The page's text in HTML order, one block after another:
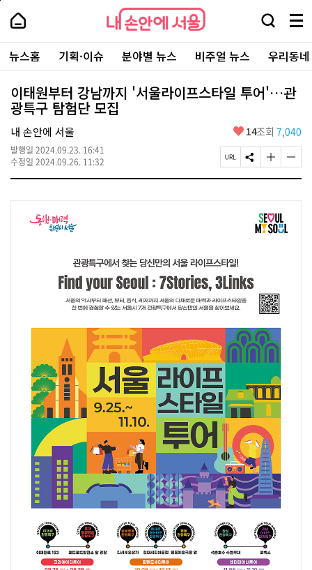
본
로
가
내
손
안
에
서
울
-
서
울
시
대
표
소
통
포
내
손
에
울
검
창
열
기
메
뉴
전
체
보
기
주
요
서
뉴스홈 기획·이슈 분야별 뉴스 비주얼 뉴스 우리동
이태원부터 강남까지 '서울라이프스타일 투어'…관
광특구 탐험단 모집
내 손안에 서울
발행일 2024.09.23. 16:41
수정일 2024.09.26. 11:32
좋
요
14조회 7,040
페
이
S
N
유
하
기
글
자
크
게
변
글
자
페
상
단
로